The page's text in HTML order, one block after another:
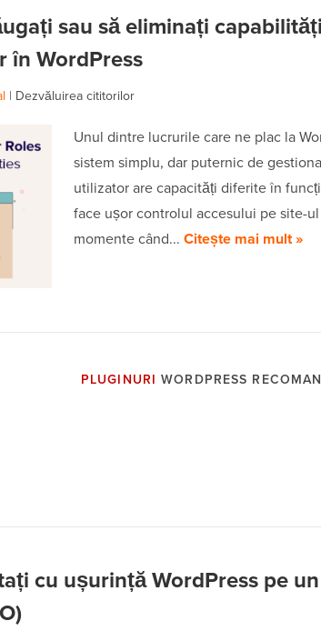
sau să eliminați
WordPress
| Dezvăluirea cititorilor
Unul dintre lucrurile care ne plac la
sistem simplu, dar puternic de
utilizator are capacități diferite în
face ușor controlul accesului pe site-
momente când... Citește mai mult »
PLUGINURI WORDPRESS
cu ușurință WordPress pe